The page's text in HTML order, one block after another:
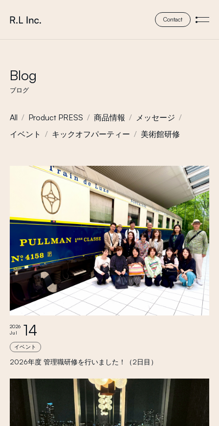
株式会社 エール・エル
Contact
ブログ
Blog
2026年度 管理職研修を行いました！（2日目）
2026
Jul
14
イベント
All Product PRESS 商品情報
メッセージ
イベント
キックオフパーティー 美術館研修